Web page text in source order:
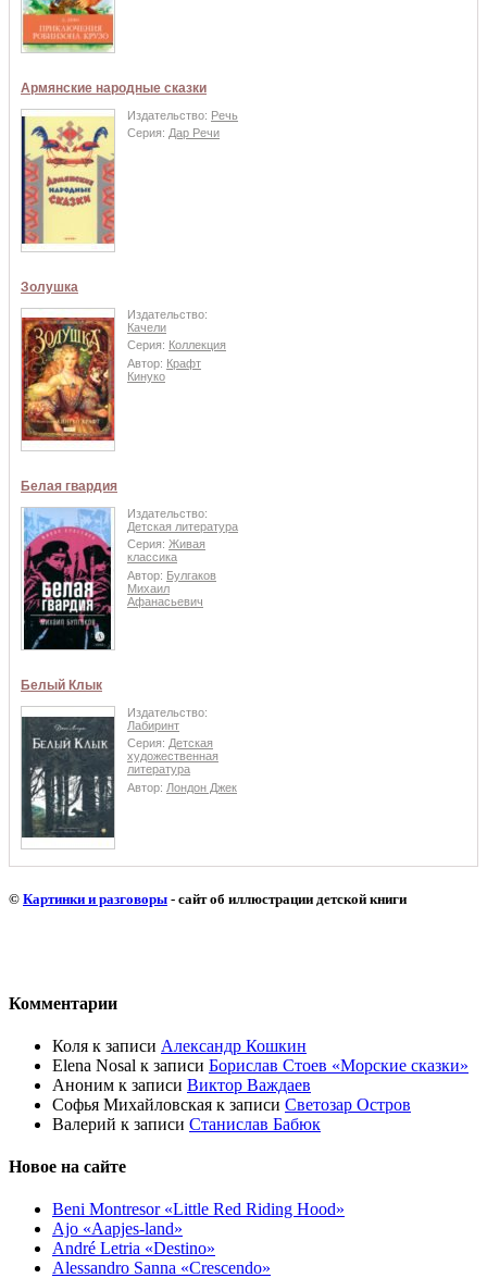
Армянские народные сказки
Издательство: Речь
Серия: Дар Речи
Золушка
Издательство:
Качели
Серия: Коллекция
Автор: Крафт
Кинуко
Белая гвардия
Издательство:
Детская литература
Серия: Живая
классика
Автор: Булгаков
Михаил
Афанасьевич
Белый Клык
Издательство:
Лабиринт
Серия: Детская
художественная
литература
Автор: Лондон Джек
© Картинки и разговоры - сайт об иллюстрации детской книги
Комментарии
Коля к записи Александр Кошкин
Elena Nosal к записи Борислав Стоев «Морские сказки»
Аноним к записи Виктор Важдаев
Софья Михайловская к записи Светозар Остров
Валерий к записи Станислав Бабюк
Новое на сайте
Beni Montresor «Little Red Riding Hood»
Ajo «Aapjes-land»
André Letria «Destino»
Alessandro Sanna «Crescendo»